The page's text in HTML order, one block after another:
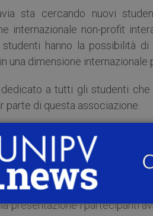
sta cercando nuovi
internazionale non-profit
studenti hanno la possibilità
in una dimensione
dedicato a tutti gli studenti
parte di questa associazione.
dell’evento:
di AIESEC
dell’esperienza in AIESEC e
presentazione i partecipanti